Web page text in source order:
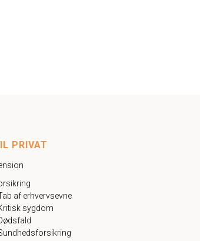
PRIVAT
af erhvervsevne
sygdom